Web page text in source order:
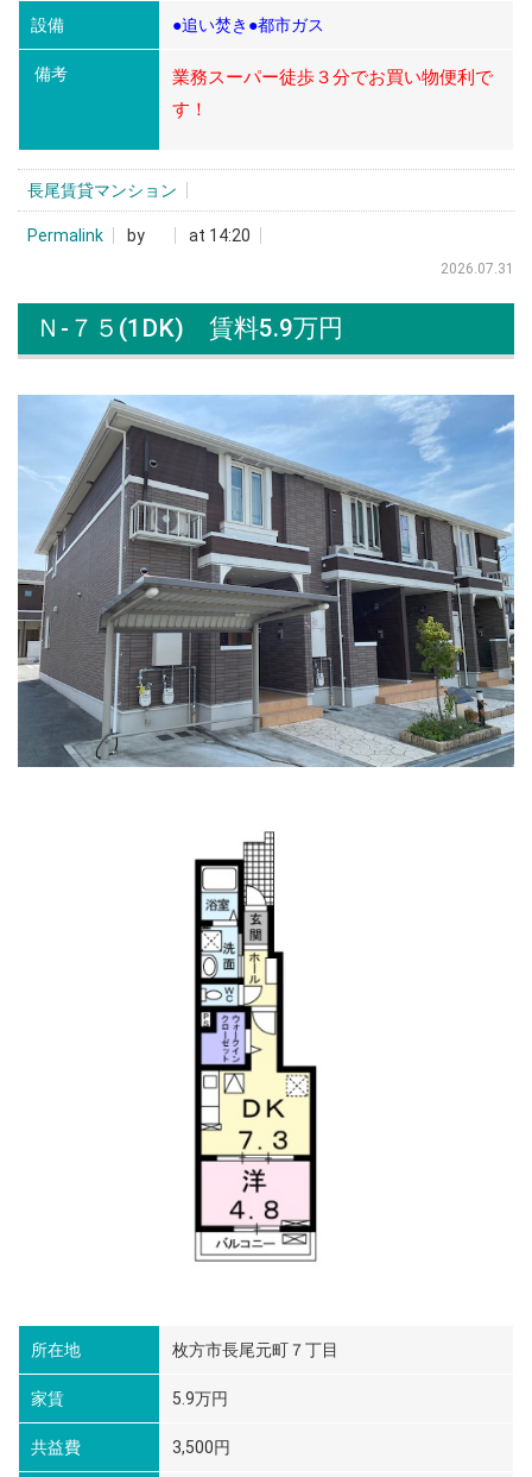
設備 ●追い焚き●都市ガス
備考
業務スーパー徒歩３分でお買い物便利で
す！
長尾賃貸マンション
Permalink by at 14:20
2026.07.31
Ｎ-７５(1DK) 賃料5.9万円
所在地 枚方市長尾元町７丁目
家賃 5.9万円
共益費 3,500円